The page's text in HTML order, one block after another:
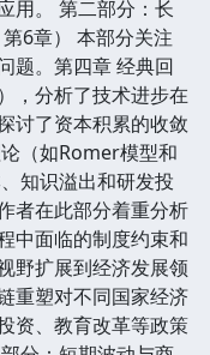
用。 第二部分：长
6章） 本部分关注
题。第四章 经典回
，分析了技术进步在
讨了资本积累的收敛
（如Romer模型和
知识溢出和研发投
者在此部分着重分析
中面临的制度约束和
野扩展到经济发展领
重塑对不同国家经济
资、教育改革等政策